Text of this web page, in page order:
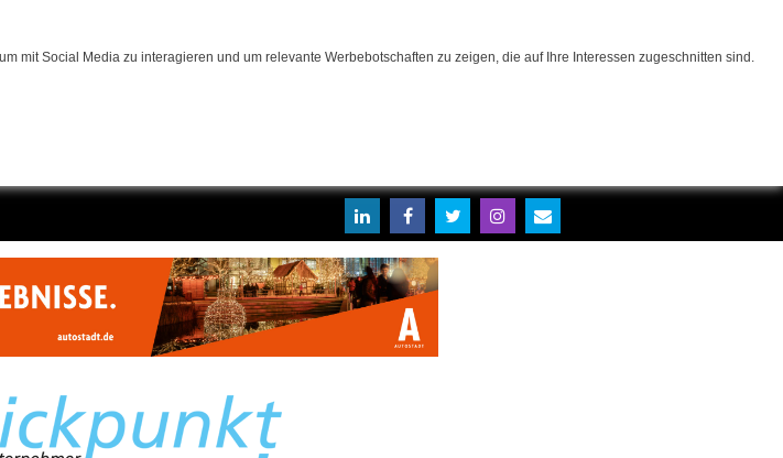
mit Social Media zu interagieren und um relevante Werbebotschaften zu zeigen, die auf Ihre Interessen zugeschnitten sind.